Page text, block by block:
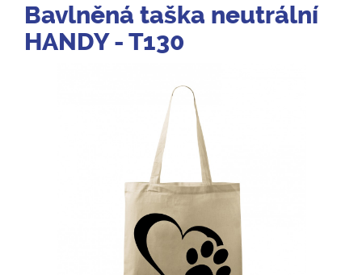
Bavlněná taška neutrální
HANDY - T130